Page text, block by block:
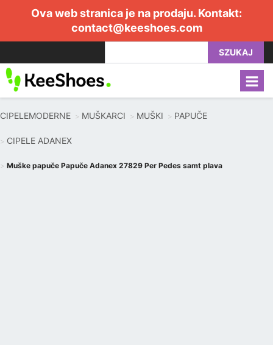
Ova web stranica je na prodaju. Kontakt:
contact@keeshoes.com
SZUKAJ
CIPELEMODERNE MUŠKARCI MUŠKI PAPUČE
CIPELE ADANEX
Muške papuče Papuče Adanex 27829 Per Pedes samt plava